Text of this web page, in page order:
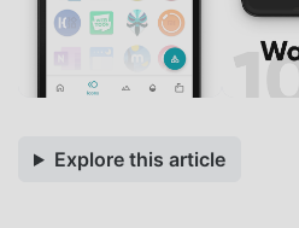
Explore this article